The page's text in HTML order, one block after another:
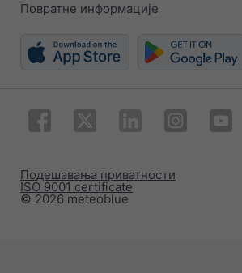
Повратне информације
© 2026 meteoblue
ISO 9001 certificate
Подешавања приватности